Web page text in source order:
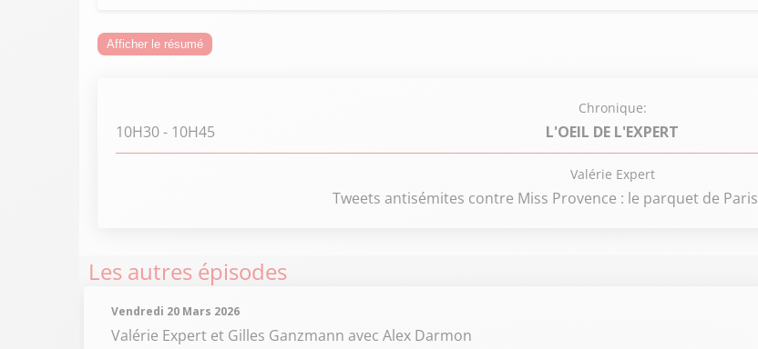
Afficher le résumé
Chronique:
10H30- 10H45 L'OEIL DE L'EXPERT
Valérie Expert
Tweets antisémites contre Miss Provence : le parquet de
Les autres épisodes
Vendredi 20 Mars 2026
Valérie Expert et Gilles Ganzmann avec Alex Darmon